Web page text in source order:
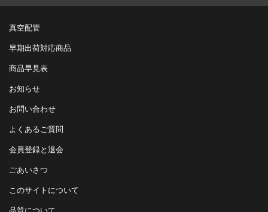
真空配管
早期出荷対応商品
商品早見表
お知らせ
お問い合わせ
よくあるご質問
会員登録と退会
ごあいさつ
このサイトについて